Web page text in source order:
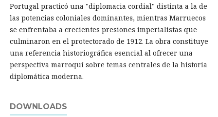
Portugal practicó una "diplomacia cordial" distinta a la de
las potencias coloniales dominantes, mientras Marruecos
se enfrentaba a crecientes presiones imperialistas que
culminaron en el protectorado de 1912. La obra constituye
una referencia historiográfica esencial al ofrecer una
perspectiva marroquí sobre temas centrales de la historia
diplomática moderna.
DOWNLOADS